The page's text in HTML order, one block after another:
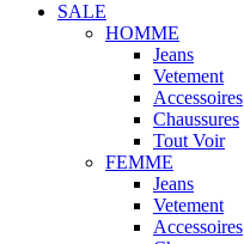
SALE
HOMME
Jeans
Vetement
Accessoires
Chaussures
Tout Voir
FEMME
Jeans
Vetement
Accessoires